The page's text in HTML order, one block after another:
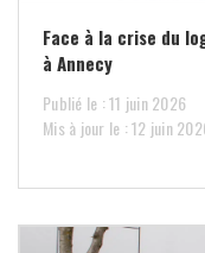
Face à la crise du
à Annecy
Publié le : 11 juin 2026
Mis à jour le : 12 juin